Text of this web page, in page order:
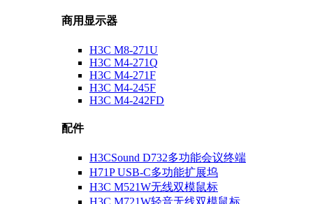
商用显示器
H3C M8-271U
H3C M4-271Q
H3C M4-271F
H3C M4-245F
H3C M4-242FD
配件
H3CSound D732多功能会议终端
H71P USB-C多功能扩展坞
H3C M521W无线双模鼠标